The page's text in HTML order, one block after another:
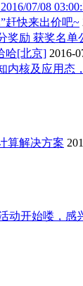
07/08
赶快来出价吧~
奖励 获奖名单
哈[北京] 2016-
内核及应用态
算解决方案
动开始喽，感